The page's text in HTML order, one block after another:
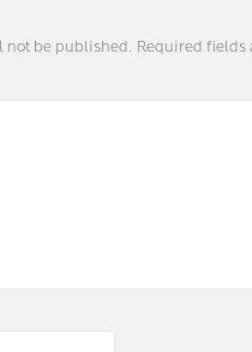
not be published. Required fields